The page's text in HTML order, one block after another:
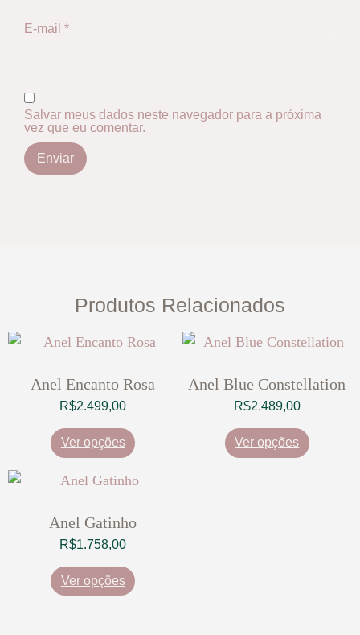
E-mail *
Salvar meus dados neste navegador para a próxima
vez que eu comentar.
Produtos Relacionados
Anel Encanto Rosa
R$2.499,00
Ver opções
Anel Blue Constellation
R$2.489,00
Ver opções
Anel Gatinho
R$1.758,00
Ver opções